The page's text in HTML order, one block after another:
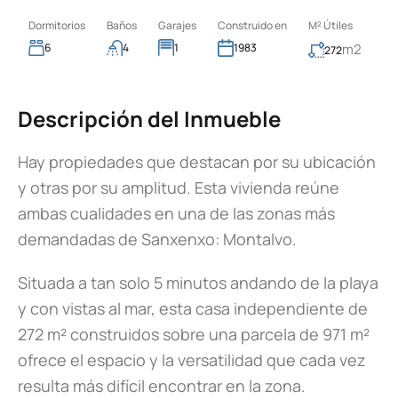
Dormitorios
6
Baños
4
Garajes
1
Construido en
1983
M² Útiles
272m2
Descripción del Inmueble
Hay propiedades que destacan por su ubicación
y otras por su amplitud. Esta vivienda reúne
ambas cualidades en una de las zonas más
demandadas de Sanxenxo: Montalvo.
Situada a tan solo 5 minutos andando de la playa
y con vistas al mar, esta casa independiente de
272 m² construidos sobre una parcela de 971 m²
ofrece el espacio y la versatilidad que cada vez
resulta más difícil encontrar en la zona.